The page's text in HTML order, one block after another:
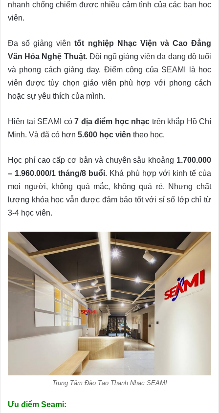
nhanh chống chiếm được nhiều cảm tình của các bạn học
viên.
Đa số giảng viêntốt nghiệp Nhạc Viện và Cao Đẳng
Văn Hóa Nghệ Thuật. Đội ngũ giảng viên đa dạng độ tuổi
và phong cách giảng dạy. Điểm cộng của SEAMI là học
viên được tùy chọn giáo viên phù hợp với phong cách
hoặc sự yêu thích của mình.
Hiện tại SEAMI có 7 địa điểm học nhạc trên khắp Hồ Chí
Minh. Và đã có hơn 5.600 học viên theo học.
Học phí cao cấp cơ bản và chuyên sâu khoảng 1.700.000
– 1.960.000/1 tháng/8 buổi. Khá phù hợp với kinh tế của
mọi người, không quá mắc, không quá rẻ. Nhưng chất
lượng khóa học vẫn được đảm bảo tốt với sỉ số lớp chỉ từ
3-4 học viên.
Trung Tâm Đào Tạo Thanh Nhạc SEAMI
Ưu điểm Seami: